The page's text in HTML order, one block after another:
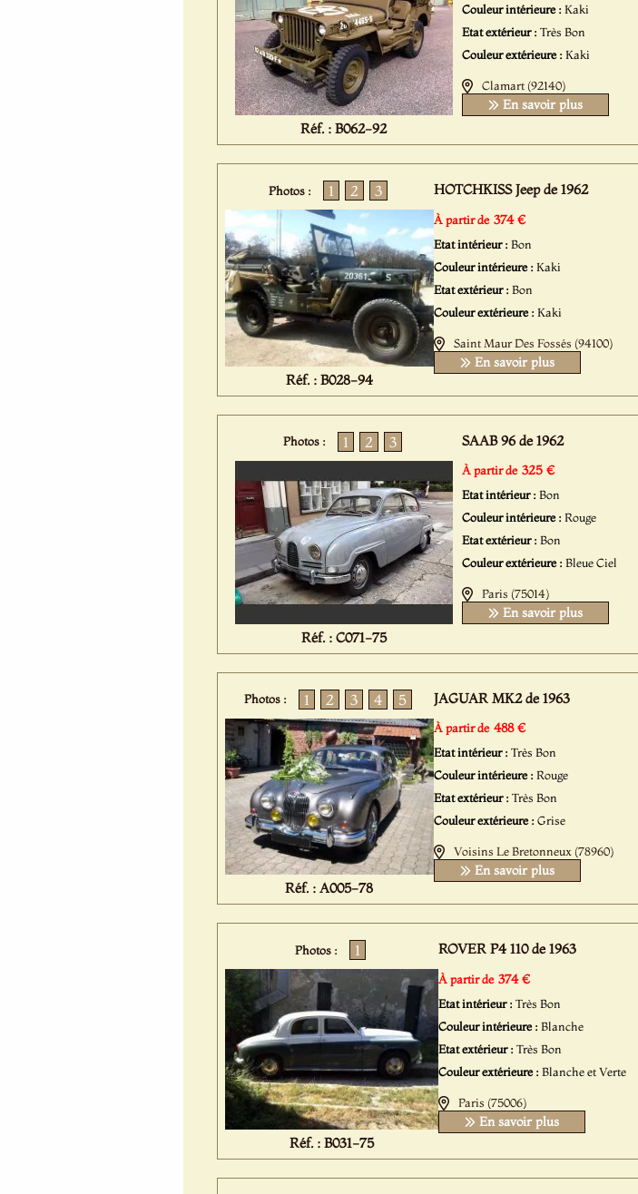
Réf. : B062-92
Couleur intérieure :Kaki
Etat extérieur :Très Bon
Couleur extérieure :Kaki
Clamart (92140)
En savoir plus
Photos : 1 2 3
Réf. : B028-94
HOTCHKISS Jeep de 1962
À partir de 374 €
Etat intérieur : Bon
Couleur intérieure : Kaki
Etat extérieur : Bon
Couleur extérieure : Kaki
Saint Maur Des Fossés (94100)
En savoir plus
Photos : 1 2 3
Réf. : C071-75
SAAB 96 de 1962
À partir de 325 €
Etat intérieur :Bon
Couleur intérieure :Rouge
Etat extérieur :Bon
Couleur extérieure :Bleue Ciel
Paris (75014)
En savoir plus
Photos : 1 2 3 4 5
Réf. : A005-78
JAGUAR MK2 de 1963
À partir de 488 €
Etat intérieur : Très Bon
Couleur intérieure : Rouge
Etat extérieur : Très Bon
Couleur extérieure : Grise
Voisins Le Bretonneux (78960)
En savoir plus
Photos : 1
Réf. : B031-75
ROVER P4 110 de 1963
À partir de 374 €
Etat intérieur :Très Bon
Couleur intérieure :Blanche
Etat extérieur :Très Bon
Couleur extérieure :Blanche et Verte
Paris (75006)
En savoir plus